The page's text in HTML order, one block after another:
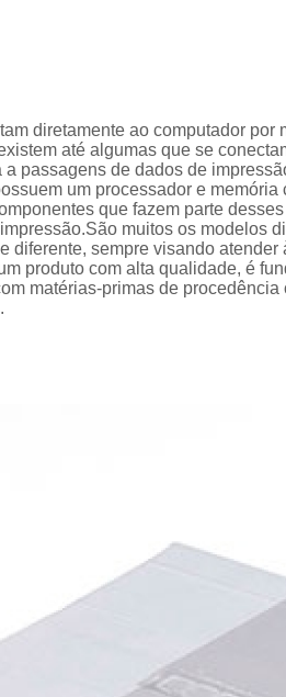
diretamente ao computador
até algumas que se
passagens de dados de
um processador e
que fazem parte
muitos os modelos
diferente, sempre visando
produto com alta qualidade, é
matérias-primas de